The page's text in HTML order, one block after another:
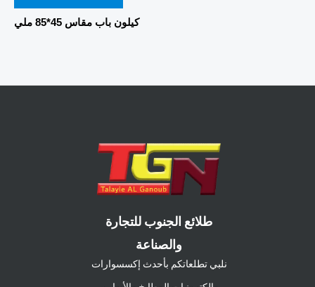
5
كيلون باب مقاس 45*85 ملي
طلائع الجنوب للتجارة
والصناعة
نلبي تطلعاتكم بأحدث إكسسوارات